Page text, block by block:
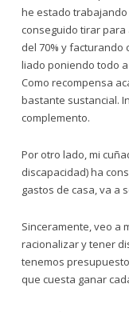
he estado
conseguido tirar
del 70% y facturando
liado poniendo todo
Como recompensa
bastante sustancial.
complemento.
Por otro lado, mi
discapacidad) ha
gastos de casa, va a
Sinceramente, veo a
racionalizar y tener
tenemos
que cuesta ganar